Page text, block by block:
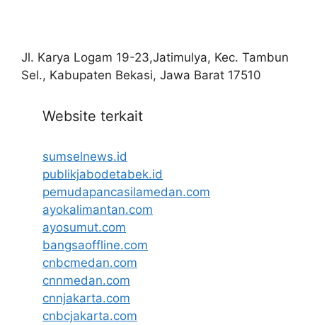
Jl. Karya Logam 19-23,Jatimulya, Kec. Tambun
Sel., Kabupaten Bekasi, Jawa Barat 17510
Website terkait
sumselnews.id
publikjabodetabek.id
pemudapancasilamedan.com
ayokalimantan.com
ayosumut.com
bangsaoffline.com
cnbcmedan.com
cnnmedan.com
cnnjakarta.com
cnbcjakarta.com